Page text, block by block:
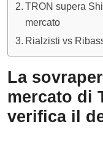
TRON supera
mercato
Rialzisti vs
La
mercato di
verifica il